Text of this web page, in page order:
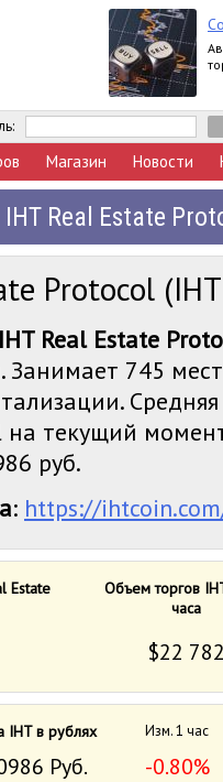
Магазин Новости
IHT Real Estate
Protocol
IHT Real Estate
Занимает 745
на текущий
руб.
: https://
Estate
Объем торгов
часа
$22
IHT в рублях Изм. 1 час
Руб. -0.80%